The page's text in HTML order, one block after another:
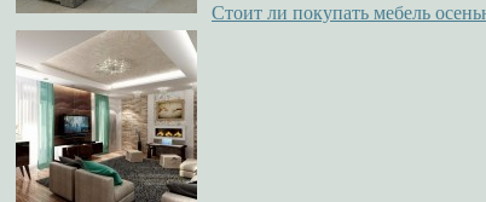
Стоит ли покупать мебель